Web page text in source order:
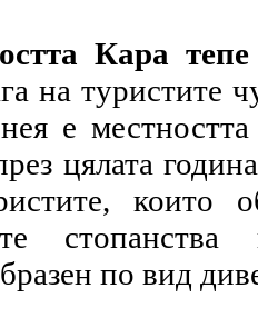
Кара тепе
на туристите
е
цялата
които
по вид